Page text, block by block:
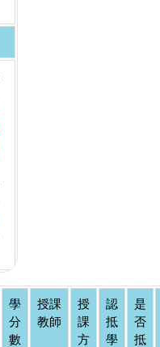
學
分
數
授課
教師
授
課
方
認
抵
學
是
否
抵